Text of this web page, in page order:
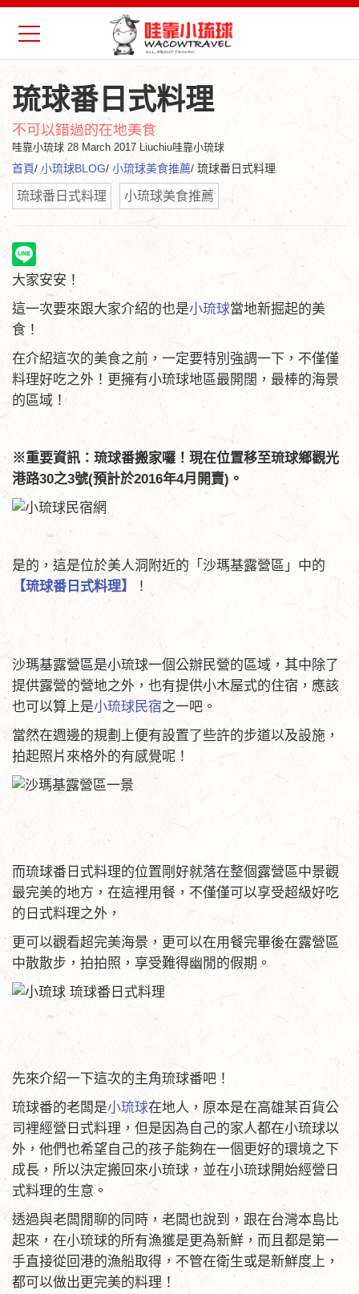
琉球番日式料理
不可以錯過的在地美食
哇靠小琉球 28 March 2017 Liuchiu哇靠小琉球
首頁/ 小琉球BLOG/ 小琉球美食推薦/ 琉球番日式料理
琉球番日式料理 小琉球美食推薦
大家安安！
這一次要來跟大家介紹的也是小琉球當地新掘起的美
食！
在介紹這次的美食之前，一定要特別強調一下，不僅僅
料理好吃之外！更擁有小琉球地區最開闊，最棒的海景
的區域！
※重要資訊：琉球番搬家囉！現在位置移至琉球鄉觀光
港路30之3號(預計於2016年4月開賣) 。
是的，這是位於美人洞附近的「沙瑪基露營區」中的
【琉球番日式料理】
！
沙瑪基露營區是小琉球一個公辦民營的區域，其中除了
提供露營的營地之外，也有提供小木屋式的住宿，應該
也可以算上是小琉球民宿之一吧。
當然在週邊的規劃上便有設置了些許的步道以及設施，
拍起照片來格外的有感覺呢！
而琉球番日式料理的位置剛好就落在整個露營區中景觀
最完美的地方，在這裡用餐，不僅僅可以享受超級好吃
的日式料理之外，
更可以觀看超完美海景，更可以在用餐完畢後在露營區
中散散步，拍拍照，享受難得幽閒的假期。
先來介紹一下這次的主角琉球番吧！
琉球番的老闆是小琉球在地人，原本是在高雄某百貨公
司裡經營日式料理，但是因為自己的家人都在小琉球以
外，他們也希望自己的孩子能夠在一個更好的環境之下
成長，所以決定搬回來小琉球，並在小琉球開始經營日
式料理的生意。
透過與老闆閒聊的同時，老闆也說到，跟在台灣本島比
起來，在小琉球的所有漁獲是更為新鮮，而且都是第一
手直接從回港的漁船取得，不管在衛生或是新鮮度上，
都可以做出更完美的料理！